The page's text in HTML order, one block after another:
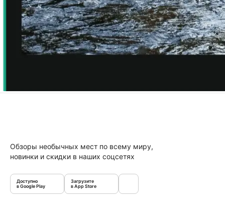
Обзоры необычных мест по всему миру,
новинки и скидки в наших соцсетях
Доступно
в Google Play
Загрузите
в App Store